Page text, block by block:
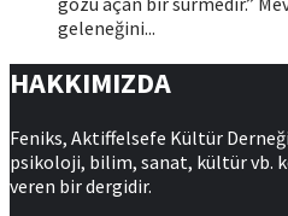
geleneğini...
HAKKIMIZDA
Feniks, Aktiffelsefe Kültür
psikoloji, bilim, sanat, kültür vb.
veren bir dergidir.